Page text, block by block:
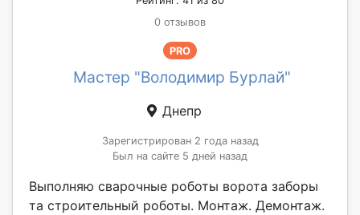
0 отзывов
PRO
Мастер "Володимир Бурлай"
Днепр
Зарегистрирован 2 года назад
Был на сайте 5 дней назад
Выполняю сварочные роботы ворота заборы
та строительный роботы. Монтаж. Демонтаж.